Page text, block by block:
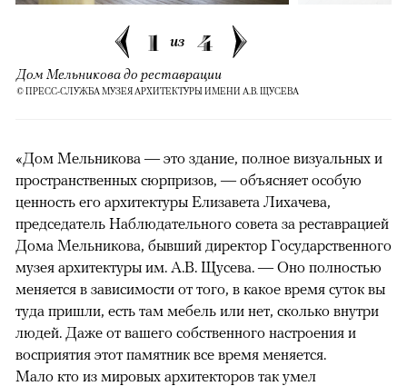
1 из 4
Дом Мельникова до реставрации
© ПРЕСС-СЛУЖБА МУЗЕЯ АРХИТЕКТУРЫ ИМЕНИ А.В. ЩУСЕВА
«Дом Мельникова — это здание, полное визуальных и
пространственных сюрпризов, — объясняет особую
ценность его архитектуры Елизавета Лихачева,
председатель Наблюдательного совета за реставрацией
Дома Мельникова, бывший директор Государственного
музея архитектуры им. А.В. Щусева. — Оно полностью
меняется в зависимости от того, в какое время суток вы
туда пришли, есть там мебель или нет, сколько внутри
людей. Даже от вашего собственного настроения и
восприятия этот памятник все время меняется.
Мало кто из мировых архитекторов так умел